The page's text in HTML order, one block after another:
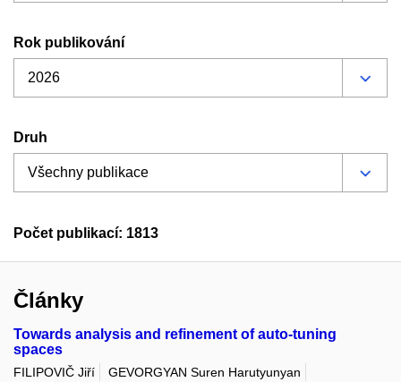
Rok publikování
Druh
Počet publikací: 1813
Články
Towards analysis and refinement of auto-tuning
spaces
FILIPOVIČ Jiří
GEVORGYAN Suren Harutyunyan